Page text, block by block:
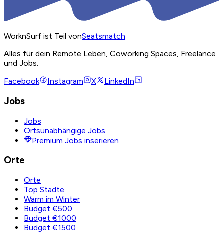
WorknSurf ist Teil vonSeatsmatch
Alles für dein Remote Leben, Coworking Spaces, Freelance
und Jobs.
Facebook
Instagram X LinkedIn
Jobs
Jobs
Ortsunabhängige Jobs
Premium Jobs inserieren
Orte
Orte
Top Städte
Warm im Winter
Budget €500
Budget €1000
Budget €1500